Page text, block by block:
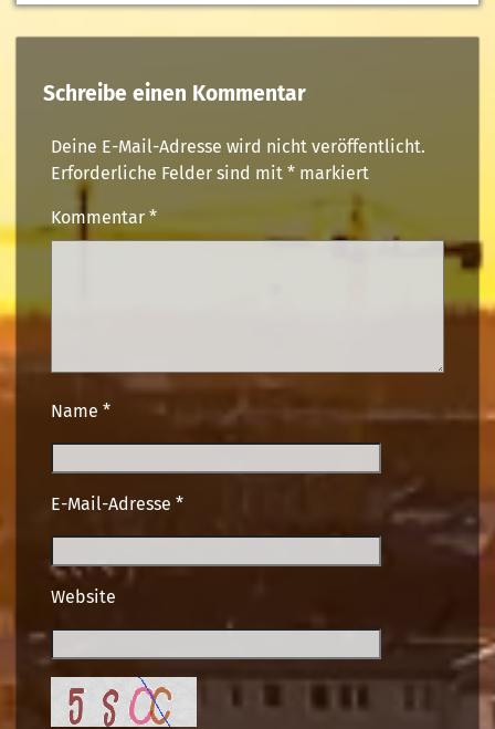
Schreibe einen Kommentar
Deine E-Mail-Adresse wird nicht veröffentlicht.
Erforderliche Felder sind mit *markiert
Kommentar *
Name *
E-Mail-Adresse *
Website